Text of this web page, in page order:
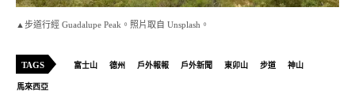
▲步道行經 Guadalupe Peak。照片取自 Unsplash。
TAGS 富士山 德州 戶外報報 戶外新聞 東卯山 步道 神山
馬來西亞